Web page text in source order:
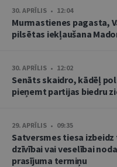
30. APRĪLIS • 12:04
Murmastienes pagasta,
pilsētas iekļaušana
30. APRĪLIS • 12:02
Senāts skaidro, kādēļ
pieņemt partijas biedru
29. APRĪLIS • 09:35
Satversmes tiesa
dzīvībai vai veselībai
prasījuma termiņu